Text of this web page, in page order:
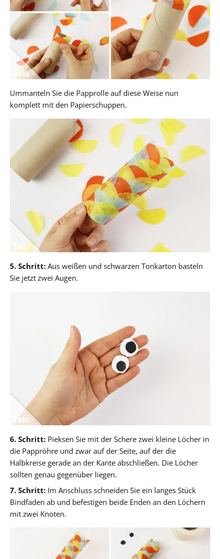
Ummanteln Sie die Papprolle auf diese Weise nun
komplett mit den Papierschuppen.
5. Schritt: Aus weißen und schwarzen Tonkarton basteln
Sie jetzt zwei Augen.
6. Schritt: Pieksen Sie mit der Schere zwei kleine Löcher in
die Pappröhre und zwar auf der Seite, auf der die
Halbkreise gerade an der Kante abschließen. Die Löcher
sollten genau gegenüber liegen.
7. Schritt: Im Anschluss schneiden Sie ein langes Stück
Bindfaden ab und befestigen beide Enden an den Löchern
mit zwei Knoten.